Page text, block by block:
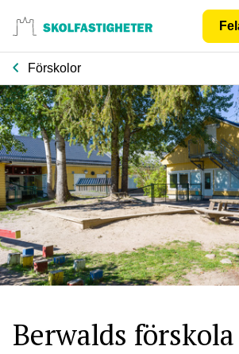
Gå till
innehåll
Förskolor
Berwalds förskola